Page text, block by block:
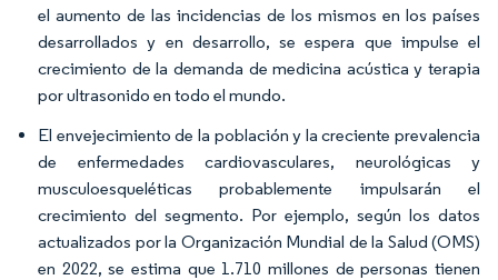
el aumento de las incidencias de los mismos en los países
desarrollados y en desarrollo, se espera que impulse el
crecimiento de la demanda de medicina acústica y terapia
por ultrasonido en todo el mundo.
El envejecimiento de la población y la creciente prevalencia
de enfermedades cardiovasculares, neurológicas y
musculoesqueléticas probablemente impulsarán el
crecimiento del segmento. Por ejemplo, según los datos
actualizados por la Organización Mundial de la Salud (OMS)
en 2022, se estima que 1.710 millones de personas tienen